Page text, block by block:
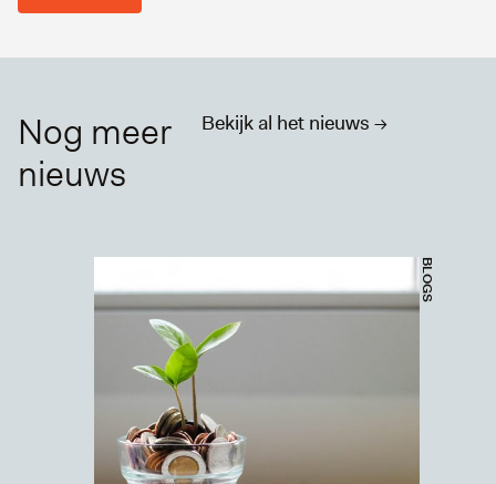
Nog meer
nieuws
Bekijk al het nieuws ->
BLOGS